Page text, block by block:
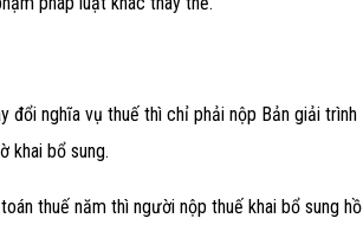
đổi nghĩa vụ thuế thì chỉ phải nộp Bản giải trình
khai bổ sung.
thuế năm thì người nộp thuế khai bổ sung hồ